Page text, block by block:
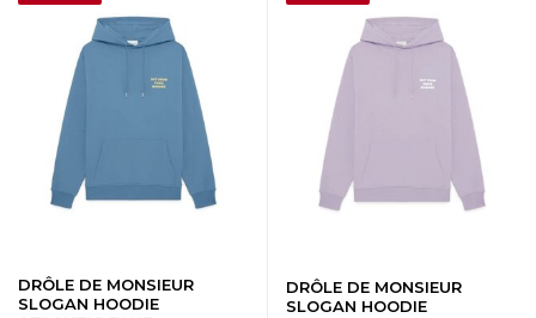
DRÔLE DE MONSIEUR
SLOGAN HOODIE
DRÔLE DE MONSIEUR
SLOGAN HOODIE